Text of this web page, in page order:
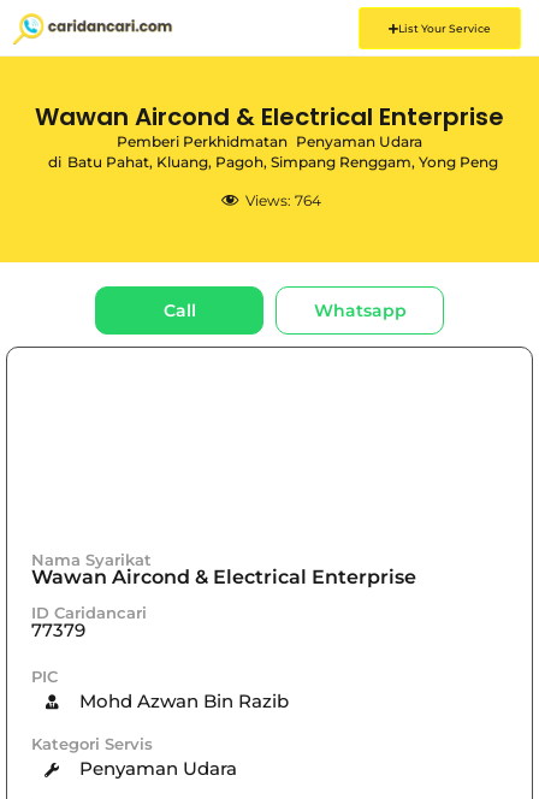
List Your Service
Wawan Aircond & Electrical Enterprise
Pemberi Perkhidmatan Penyaman Udara
di Batu Pahat, Kluang, Pagoh, Simpang Renggam, Yong Peng
Views: 764
Call Whatsapp
Nama Syarikat
Wawan Aircond & Electrical Enterprise
ID Caridancari
77379
PIC
Mohd Azwan Bin Razib
Kategori Servis
Penyaman Udara